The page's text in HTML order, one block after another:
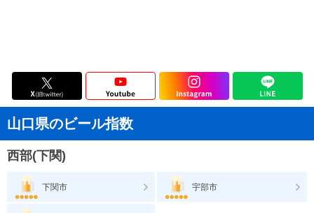
山口県のビール指数
西部(下関)
下関市 宇部市